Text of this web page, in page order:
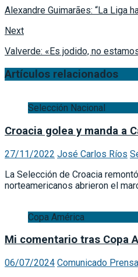
Alexandre Guimarães: “La Liga
Next
Valverde: «Es jodido, no
Artículos relacionados
Selección Nacional
Croacia golea y manda a
27/11/2022 José Carlos Ríos
La Selección de Croacia
norteamericanos abrieron el
Copa América
Mi comentario tras Copa
06/07/2024 Comunicado